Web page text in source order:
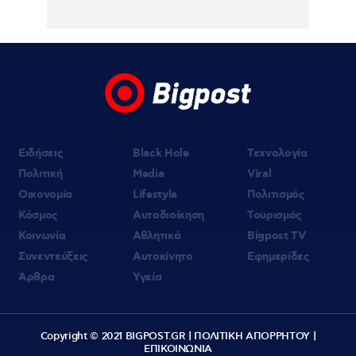
Ειδήσεις
Πολιτική
Οικονομία
Κόσμος
Κοινωνία
Συνεντεύξεις
Άρθρα
Black Hole
Media
Lifestyle
Αυτοδιοίκηση
Αθλητικά
Αυτοκίνητο
Υγεία
Τεχνολογία
Viral
Πολιτισμός
Τουρισμός
Bigpost TV
Εφημερίδες
Copyright © 2021 BIGPOST.GR | ΠΟΛΙΤΙΚΗ ΑΠΟΡΡΗΤΟΥ|
ΕΠΙΚΟΙΝΩΝΙΑ